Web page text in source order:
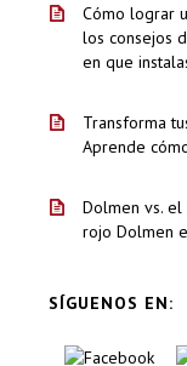
Cómo lograr
los consejos
en que
Transforma
Aprende
Dolmen vs.
rojo Dolmen
SÍGUENOS EN: